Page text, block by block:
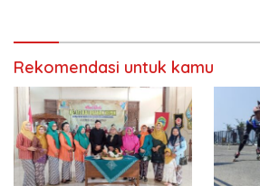
Rekomendasi untuk kamu